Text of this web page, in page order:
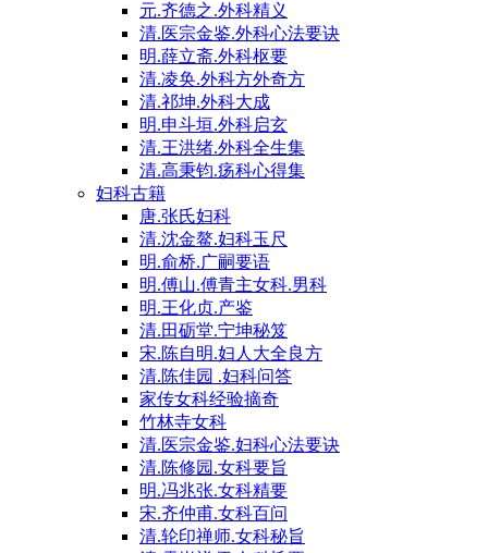
元.齐德之.外科精义
清.医宗金鉴.外科心法要诀
明.薛立斋.外科枢要
清.凌奂.外科方外奇方
清.祁坤.外科大成
明.申斗垣.外科启玄
清.王洪绪.外科全生集
清.高秉钧.疡科心得集
妇科古籍
唐.张氏妇科
清.沈金鳌.妇科玉尺
明.俞桥.广嗣要语
明.傅山.傅青主女科.男科
明.王化贞.产鉴
清.田砺堂.宁坤秘笈
宋.陈自明.妇人大全良方
清.陈佳园 .妇科问答
家传女科经验摘奇
竹林寺女科
清.医宗金鉴.妇科心法要诀
清.陈修园.女科要旨
明.冯兆张.女科精要
宋.齐仲甫.女科百问
清.轮印禅师.女科秘旨